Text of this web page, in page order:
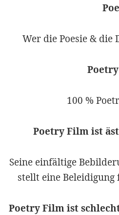
Wer die Poesie &
100 %
Poetry Film ist
Seine einfältige
stellt eine Beleidigung
Poetry Film ist